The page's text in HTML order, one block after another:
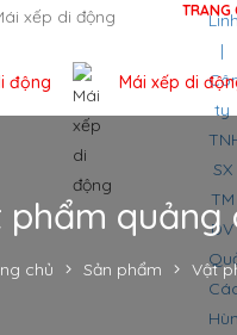
xếp di động TRANG
động Mái xếp di
phẩm quảng
chủ Sản phẩm Vật